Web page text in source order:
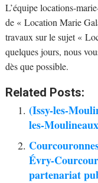
L’équipe locations-
de « Location Marie
travaux sur le sujet «
quelques jours, nous
dès que possible.
Related Posts:
(Issy-les-
les-
Évry-
partenariat